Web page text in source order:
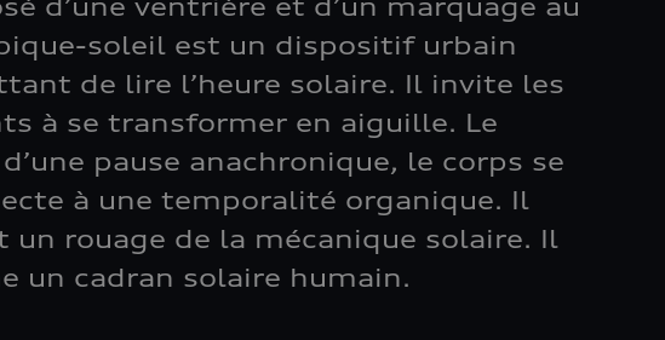
d’une ventrière et d’un marquage au
soleil est un dispositif urbain
de lire l’heure solaire. Il invite les
à se transformer en aiguille. Le
pause anachronique, le corps se
à une temporalité organique. Il
un rouage de la mécanique solaire. Il
un cadran solaire humain.